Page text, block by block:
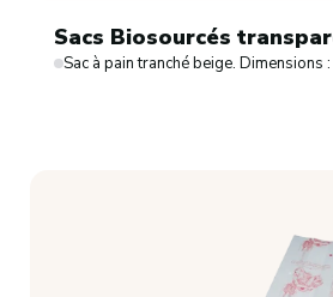
Sacs Biosourcés
Sac à pain tranché beige. Dimensions